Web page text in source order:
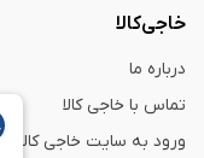
خاجی‌کالا
درباره ما
تماس با خاجی کالا
ورود به سایت خاجی‌ کالا